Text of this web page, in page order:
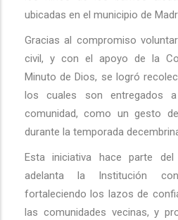
ubicadas en el municipio de
Gracias al compromiso
civil, y con el apoyo de la
Minuto de Dios, se logró
los cuales son entregados
comunidad, como un gesto
durante la temporada
Esta iniciativa hace parte
adelanta la Institución
fortaleciendo los lazos de
las comunidades vecinas, y